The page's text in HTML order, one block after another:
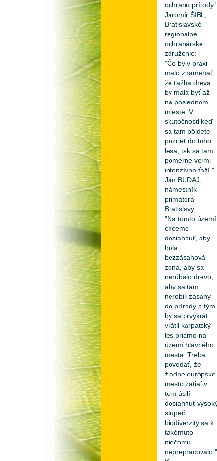
ochranu prírody."
Jaromír ŠIBL,
Bratislavské
regionálne
ochranárske
združenie:
"Čo by v praxi
malo znamenať,
že ťažba dreva
by mala byť až
na poslednom
mieste. V
skutočnosti keď
sa tam pôjdete
pozrieť do toho
lesa, tak sa tam
pomerne veľmi
intenzívne ťaží."
Ján BUDAJ,
námestník
primátora
Bratislavy:
"Na tomto území
chceme
dosiahnuť, aby
bola
bezzásahová
zóna, aby sa
nerúbalo drevo,
aby sa tam
nerobili zásahy
do prírody a tým
by sa prvýkrát
vrátil karpatský
les priamo na
území hlavného
mesta. Treba
povedať, že
žiadne európske
mesto zatiaľ v
tom úsilí
dosiahnuť
stupeň
biodiverzity sa k
takémuto
niečomu
neprepracovalo."